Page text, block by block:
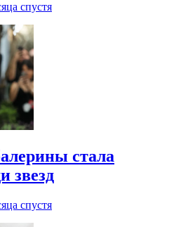
спустя
стала
звезд
спустя